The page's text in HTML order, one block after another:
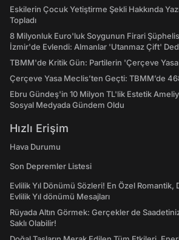
Eskilerin Çocuk Yetiştirme Şekli Hakkında
Topladı
8 Milyonluk Euro'luk Soygunun Firari
İzmir'de Evlendi: Almanlar 'Utanmaz Çift'
TBMM'de Kritik Gün: Partilerin 'Çerçeve
Çerçeve Yasa Meclis’ten Geçti: TBMM’de
Ebru Gündeş'in 10 Milyon TL'lik Estetik
Sosyal Medyada Gündem Oldu
Hızlı Erişim
Hava Durumu
Son Depremler Listesi
Evlilik Yıl Dönümü Sözleri! En Özel Romantik,
Evlilik Yıl dönümü Mesajları
Rüyada Altın Görmek: Gerçekler de
Saklı Olabilir!